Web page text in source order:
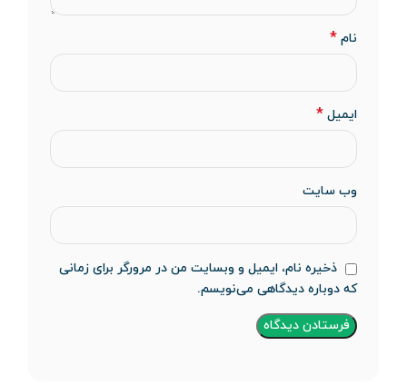
نام *
ایمیل *
وب‌ سایت
ذخیره نام، ایمیل و وبسایت من در مرورگر برای زمانی
که دوباره دیدگاهی می‌نویسم.